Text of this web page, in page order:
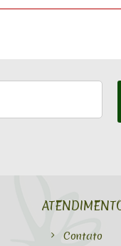
Contato